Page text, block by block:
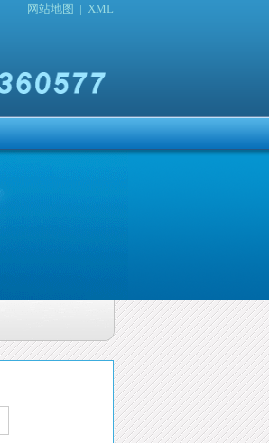
网站地图 | XML